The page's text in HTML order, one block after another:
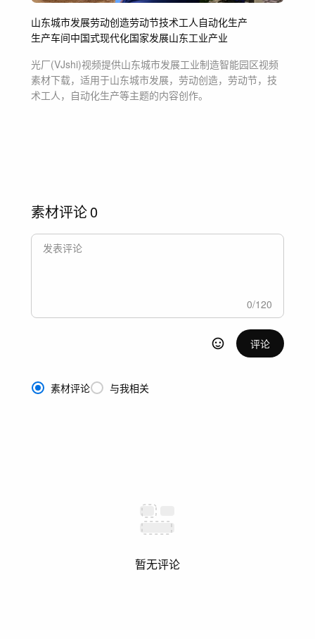
山东城市发展劳动创造劳动节技术工人自动化生产
生产车间中国式现代化国家发展山东工业产业
光厂(VJshi)视频提供山东城市发展工业制造智能园区视频
素材下载，适用于山东城市发展，劳动创造，劳动节，技
术工人，自动化生产等主题的内容创作。
素材评论0
0/120
评论
素材评论 与我相关
暂无评论